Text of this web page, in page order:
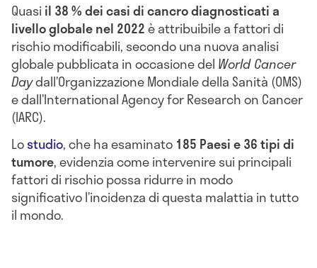
Quasi il 38 % dei casi di cancro diagnosticati a
livello globale nel 2022è attribuibile a fattori di
rischio modificabili, secondo una nuova analisi
globale pubblicata in occasione del World Cancer
Daydall’Organizzazione Mondiale della Sanità (OMS)
e dall’International Agency for Research on Cancer
(IARC).
Lostudio, che ha esaminato 185 Paesi e 36 tipi di
tumore, evidenzia come intervenire sui principali
fattori di rischio possa ridurre in modo
significativo l’incidenza di questa malattia in tutto
il mondo.